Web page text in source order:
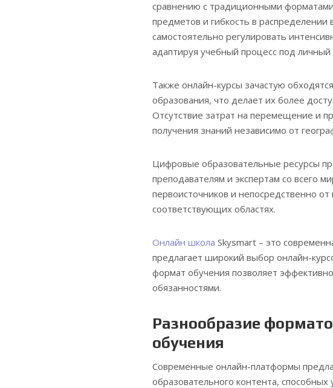
сравнению с традиционными
предметов и гибкость в
самостоятельно регулировать
адаптируя учебный процесс под
Также онлайн-курсы зачастую
образования, что делает их более
Отсутствие затрат на перемещение и
получения знаний независимо от
Цифровые образовательные ресурсы
преподавателям и экспертам со всего
первоисточников и непосредственно
соответствующих областях.
Онлайн школа Skysmart – это
предлагает широкий выбор онлайн-
формат обучения позволяет
обязанностями.
Разнообразие
обучения
Современные онлайн-платформы
образовательного контента,